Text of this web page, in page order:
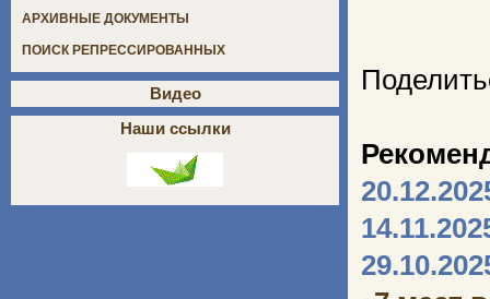
АРХИВНЫЕ ДОКУМЕНТЫ
ПОИСК РЕПРЕССИРОВАННЫХ
Видео
Наши ссылки